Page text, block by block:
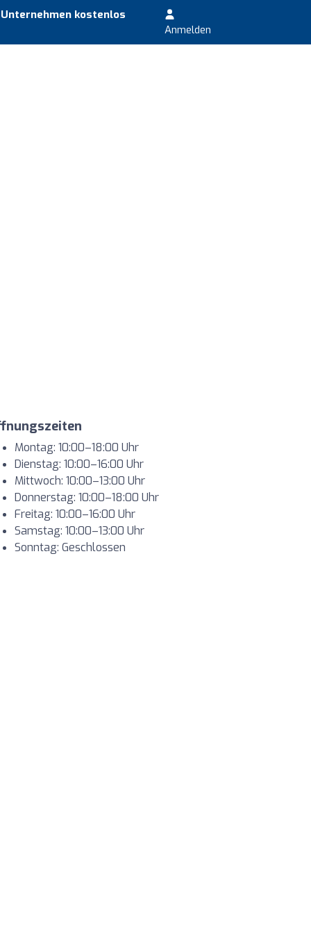
Unternehmen kostenlos
Anmelden
Montag: 10:00–18:00 Uhr
Dienstag: 10:00–16:00 Uhr
Mittwoch: 10:00–13:00 Uhr
Donnerstag: 10:00–18:00 Uhr
Freitag: 10:00–16:00 Uhr
Samstag: 10:00–13:00 Uhr
Sonntag: Geschlossen